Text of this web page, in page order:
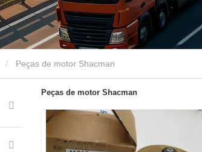
Peças de motor Shacman
Peças de motor Shacman